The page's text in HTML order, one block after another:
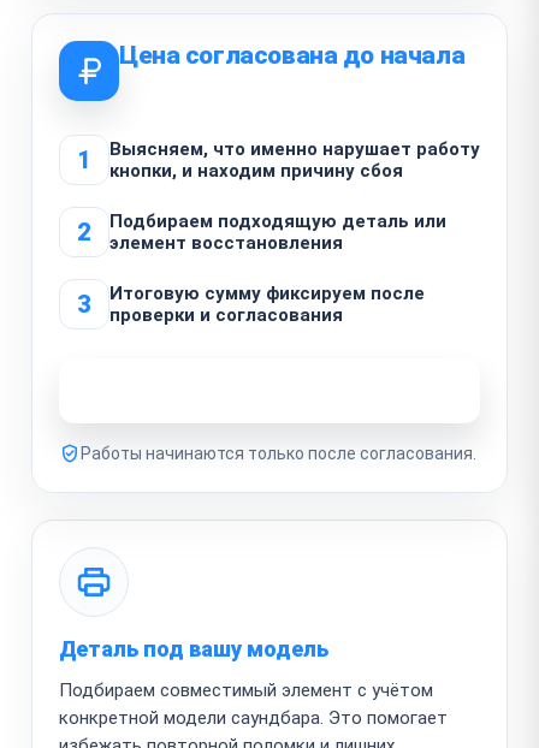
Цена согласована до начала
1
Выясняем, что именно нарушает работу
кнопки, и находим причину сбоя
2
Подбираем подходящую деталь или
элемент восстановления
3
Итоговую сумму фиксируем после
проверки и согласования
Работы начинаются только после согласования.
Деталь под вашу модель
Подбираем совместимый элемент с учётом
конкретной модели саундбара. Это помогает